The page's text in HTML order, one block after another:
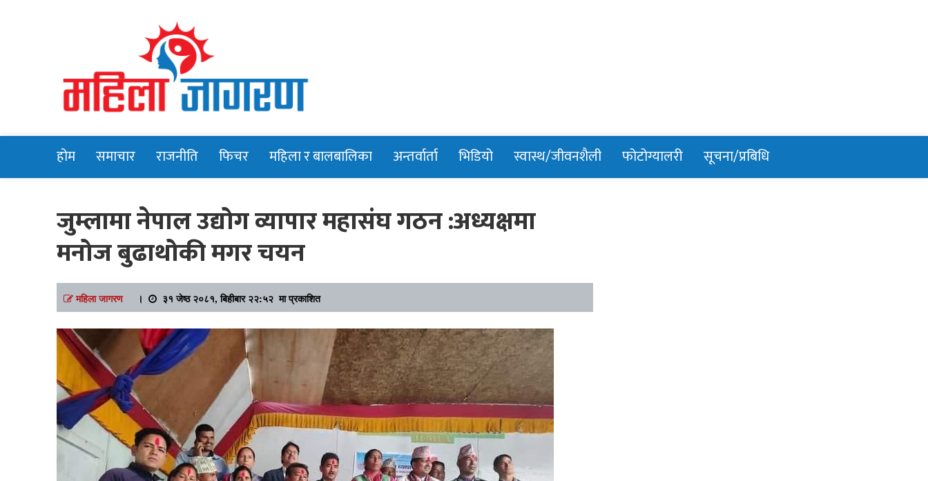
Mahilajagaran
होम समाचार राजनीति फिचर महिला र बालबालिका अन्तर्वार्ता भिडियो स्वास्थ/जीवनशैली फोटोग्यालरी सूचना/प्रबिधि
जुम्लामा नेपाल उद्योग व्यापार महासंघ गठन :अध्यक्षमा
मनोज बुढाथोकी मगर चयन
महिला जागरण। ३१ जेष्ठ २०८१, बिहीबार २२:५२ मा प्रकाशित